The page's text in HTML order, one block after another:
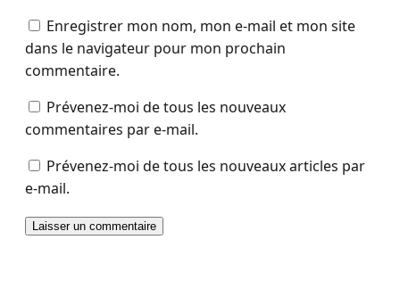
Enregistrer mon nom, mon e-mail et mon site
dans le navigateur pour mon prochain
commentaire.
Prévenez-moi de tous les nouveaux
commentaires par e-mail.
Prévenez-moi de tous les nouveaux articles par
e-mail.